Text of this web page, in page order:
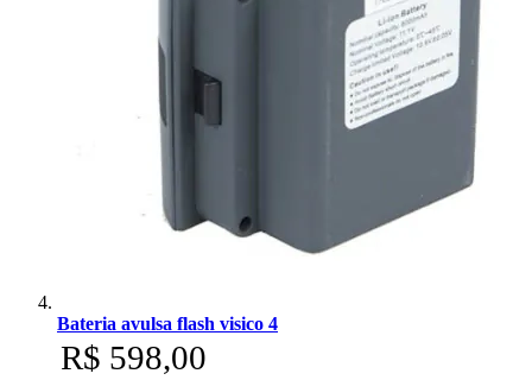
Bateria avulsa flash visico 4
R$ 598,00